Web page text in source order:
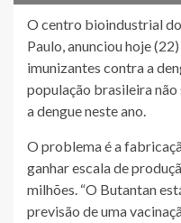
O centro bioindustrial
Paulo, anunciou hoje
imunizantes contra a
população brasileira não
a dengue neste ano.
O problema é a
ganhar escala de
milhões. “O Butantan
previsão de uma